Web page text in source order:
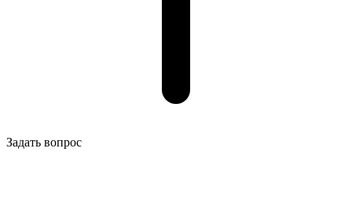
Задать вопрос